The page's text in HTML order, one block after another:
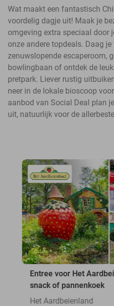
Wat maakt een fantastisch
voordelig dagje uit! Maak je
omgeving extra speciaal door
onze andere topdeals. Daag
zenuwslopende escaperoom,
bowlingbaan of ontdek de
pretpark. Liever rustig
neer in de lokale bioscoop
aanbod van Social Deal plan
uit, natuurlijk voor de
Entree voor Het
snack of pannenkoek
Het Aardbeienland